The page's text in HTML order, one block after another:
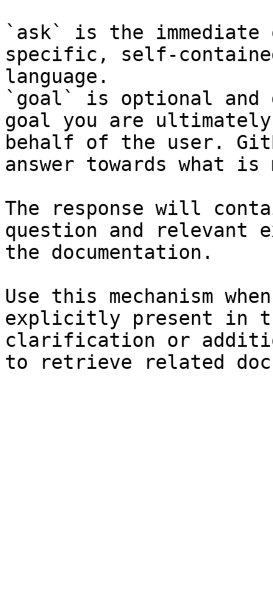
`ask` is the
specific, self-
language.
`goal` is optional and
goal you are
behalf of the user.
answer towards what
The response will
question and relevant
the documentation.
Use this mechanism
explicitly present in
clarification or